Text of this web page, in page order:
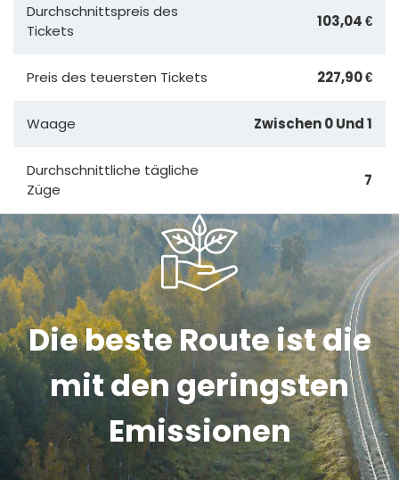
Durchschnittspreis des
Tickets
103,04 €
Preis des teuersten Tickets 227,90 €
Waage Zwischen 0 Und 1
Durchschnittliche tägliche
Züge
7
Die beste Route ist die
mit den geringsten
Emissionen